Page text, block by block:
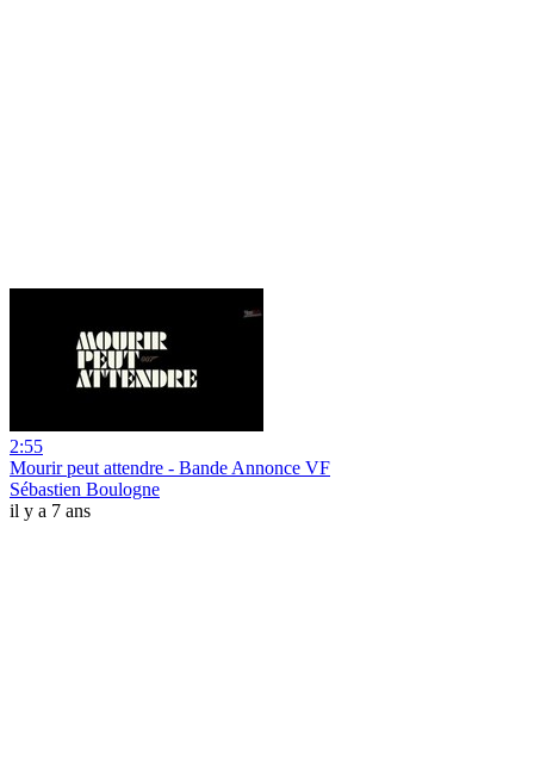
2:55
Mourir peut attendre - Bande Annonce VF
Sébastien Boulogne
il y a 7 ans